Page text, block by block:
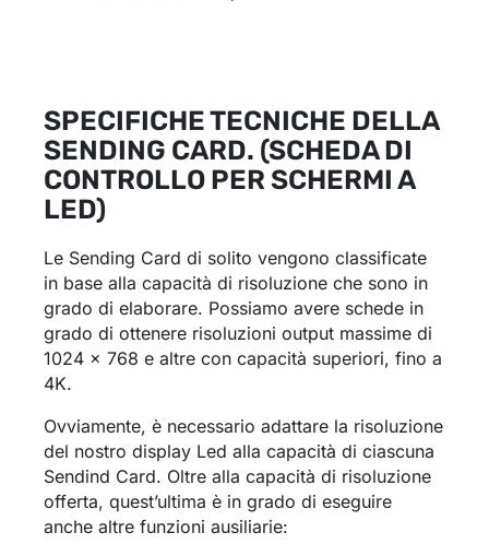
SPECIFICHE TECNICHE DELLA
SENDING CARD. (SCHEDA DI
CONTROLLO PER SCHERMI A
LED)
Le Sending Card di solito vengono classificate
in base alla capacità di risoluzione che sono in
grado di elaborare. Possiamo avere schede in
grado di ottenere risoluzioni output massime di
1024 x 768 e altre con capacità superiori, fino a
4K.
Ovviamente, è necessario adattare la risoluzione
del nostro display Led alla capacità di ciascuna
Sendind Card. Oltre alla capacità di risoluzione
offerta, quest’ultima è in grado di eseguire
anche altre funzioni ausiliarie: